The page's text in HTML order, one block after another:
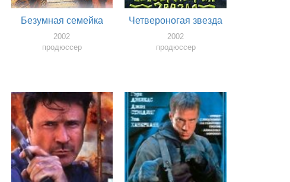
Безумная семейка
2002
продюссер
Четвероногая звезда
2002
продюссер